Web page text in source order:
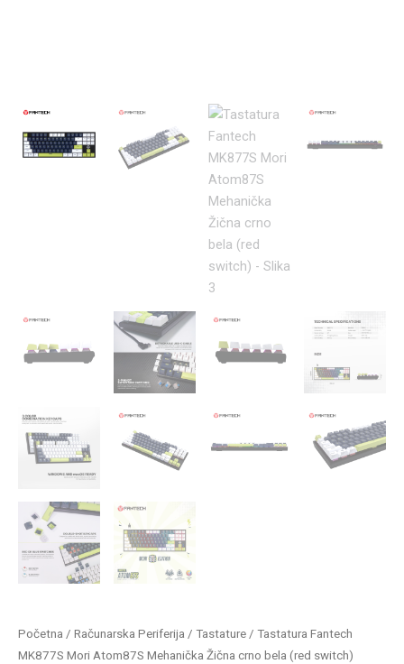
Početna / Računarska Periferija / Tastature / Tastatura Fantech
MK877S Mori Atom87S Mehanička Žična crno bela (red switch)